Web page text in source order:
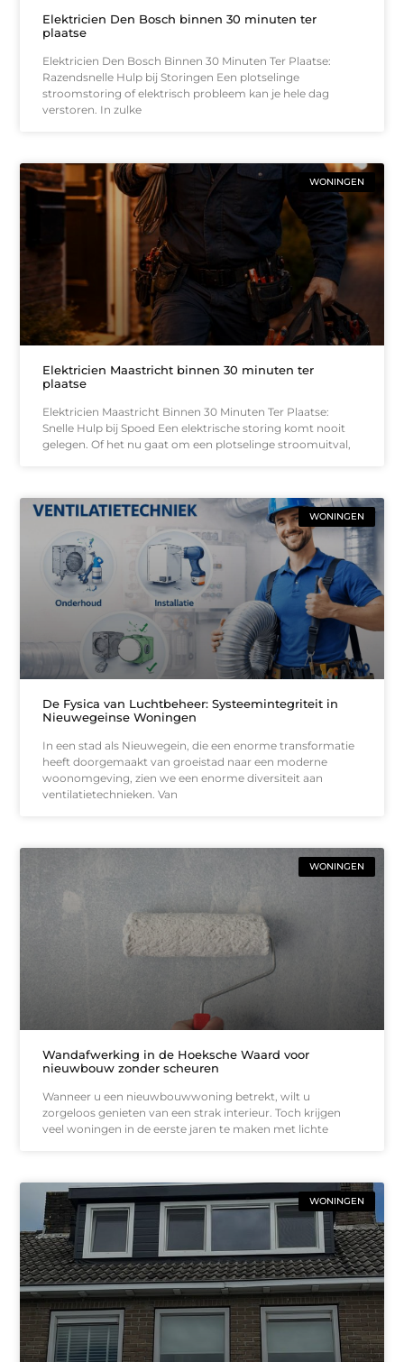
Elektricien Den Bosch binnen 30 minuten ter
plaatse
Elektricien Den Bosch Binnen 30 Minuten Ter Plaatse:
Razendsnelle Hulp bij Storingen Een plotselinge
stroomstoring of elektrisch probleem kan je hele dag
verstoren. In zulke
WONINGEN
Elektricien Maastricht binnen 30 minuten ter
plaatse
Elektricien Maastricht Binnen 30 Minuten Ter Plaatse:
Snelle Hulp bij Spoed Een elektrische storing komt nooit
gelegen. Of het nu gaat om een plotselinge stroomuitval,
WONINGEN
De Fysica van Luchtbeheer: Systeemintegriteit in
Nieuwegeinse Woningen
In een stad als Nieuwegein, die een enorme transformatie
heeft doorgemaakt van groeistad naar een moderne
woonomgeving, zien we een enorme diversiteit aan
ventilatietechnieken. Van
WONINGEN
Wandafwerking in de Hoeksche Waard voor
nieuwbouw zonder scheuren
Wanneer u een nieuwbouwwoning betrekt, wilt u
zorgeloos genieten van een strak interieur. Toch krijgen
veel woningen in de eerste jaren te maken met lichte
WONINGEN